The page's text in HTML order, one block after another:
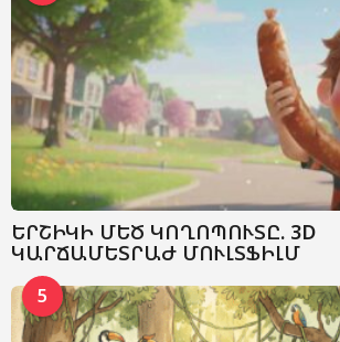
ԵՐՇԻԿԻ ՄԵԾ ԿՈՂՈՊՈՒՏԸ. 3D
ԿԱՐՃԱՄԵՏՐԱԺ ՄՈՒԼՏՖԻԼՄ
5